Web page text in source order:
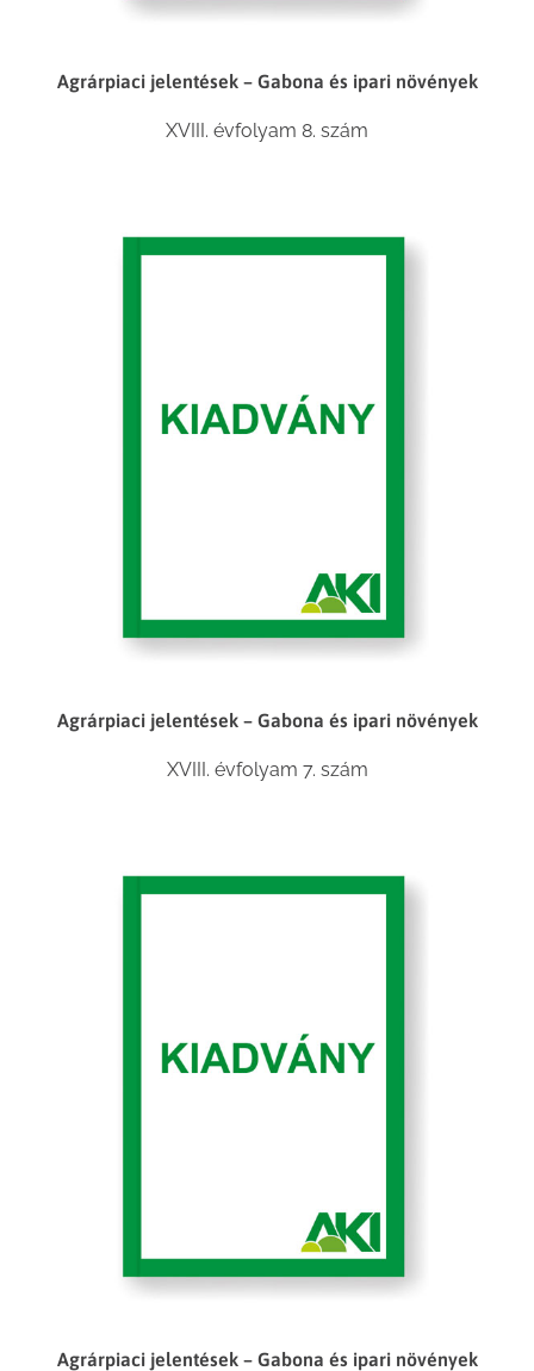
Agrárpiaci jelentések – Gabona és ipari növények
XVIII. évfolyam 8. szám
Agrárpiaci jelentések – Gabona és ipari növények
XVIII. évfolyam 7. szám
Agrárpiaci jelentések – Gabona és ipari növények